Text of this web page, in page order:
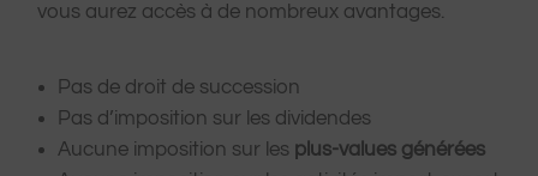
vous aurez accès à de nombreux avantages.
Pas de droit de succession
Pas d’imposition sur les dividendes
Aucune imposition sur les plus-values générées